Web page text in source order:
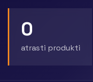
0
atrasti produkti